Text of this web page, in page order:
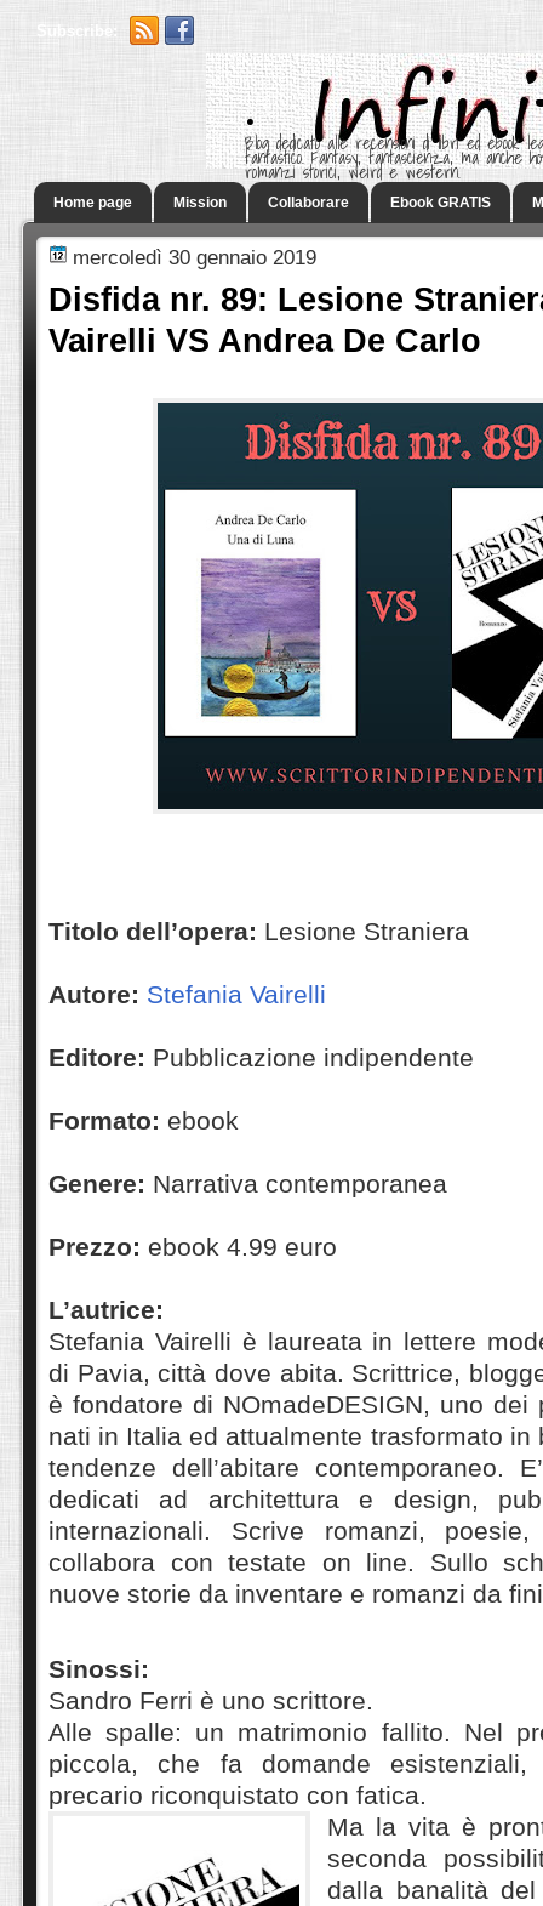
Subscribe:
.
Blog dedicato alle recensioni di libri ed ebook
fantastico. Fantasy, fantascienza, ma anche
romanzi storici, weird e western.
Home page Mission Collaborare Ebook GRATIS
mercoledì 30 gennaio 2019
Disfida nr. 89: Lesione
Vairelli VS Andrea De Carlo
Titolo dell’opera: Lesione Straniera
Autore: Stefania Vairelli
Editore: Pubblicazione indipendente
Formato: ebook
Genere: Narrativa contemporanea
Prezzo: ebook 4.99 euro
L’autrice:
Stefania Vairelli è laureata in lettere
di Pavia, città dove abita. Scrittrice,
è fondatore di NOmadeDESIGN, uno dei
nati in Italia ed attualmente trasformato in
tendenze dell’abitare contemporaneo.
dedicati ad architettura e design,
internazionali. Scrive romanzi,
collabora con testate on line. Sullo
nuove storie da inventare e romanzi da
Sinossi:
Sandro Ferri è uno scrittore.
Alle spalle: un matrimonio fallito. Nel
piccola, che fa domande
precario riconquistato con fatica.
Ma la vita è
seconda
dalla banalità